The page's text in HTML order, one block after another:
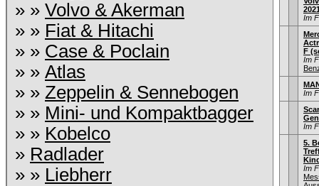
» » Volvo & Akerman
» » Fiat & Hitachi
» » Case & Poclain
» » Atlas
» » Zeppelin & Sennebogen
» » Mini- und Kompaktbagger
» » Kobelco
» Radlader
» » Liebherr
Im
F
Im
Im
Im
5.
Im